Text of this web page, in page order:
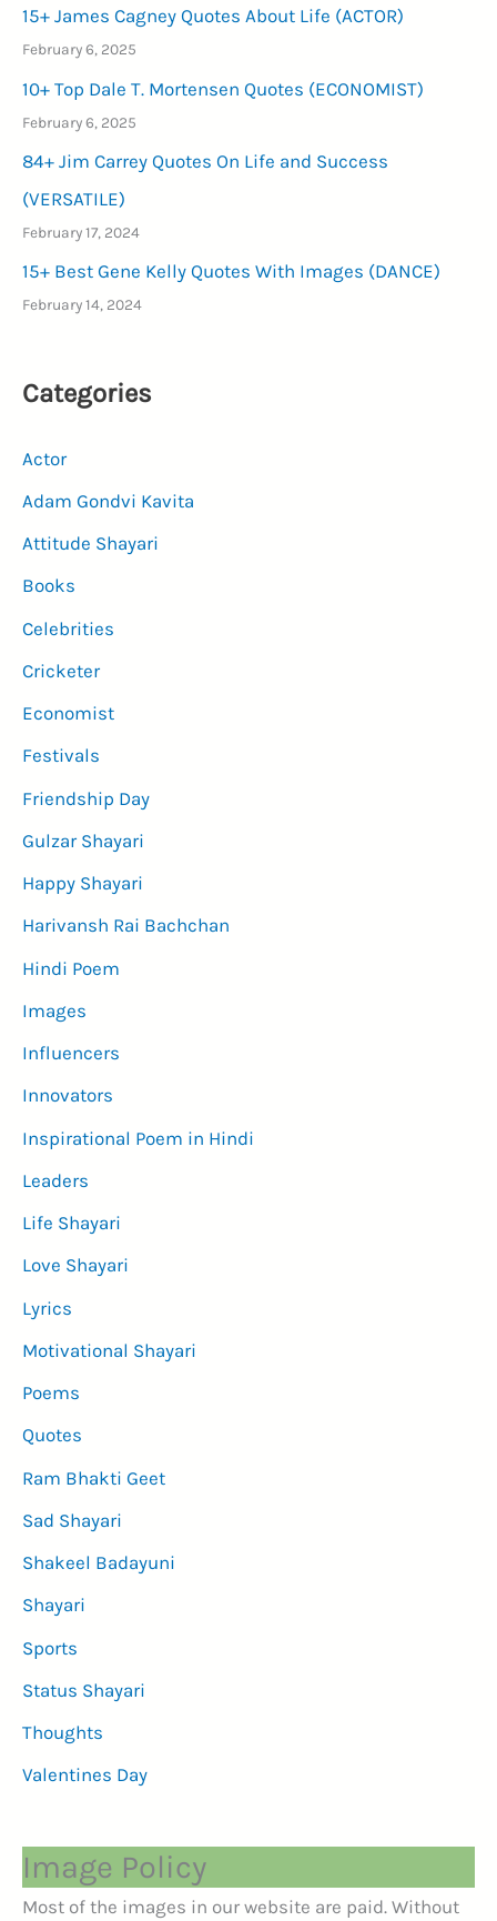
15+ James Cagney Quotes About Life (ACTOR)
February 6, 2025
10+ Top Dale T. Mortensen Quotes (ECONOMIST)
February 6, 2025
84+ Jim Carrey Quotes On Life and Success
(VERSATILE)
February 17, 2024
15+ Best Gene Kelly Quotes With Images (DANCE)
February 14, 2024
Categories
Actor
Adam Gondvi Kavita
Attitude Shayari
Books
Celebrities
Cricketer
Economist
Festivals
Friendship Day
Gulzar Shayari
Happy Shayari
Harivansh Rai Bachchan
Hindi Poem
Images
Influencers
Innovators
Inspirational Poem in Hindi
Leaders
Life Shayari
Love Shayari
Lyrics
Motivational Shayari
Poems
Quotes
Ram Bhakti Geet
Sad Shayari
Shakeel Badayuni
Shayari
Sports
Status Shayari
Thoughts
Valentines Day
Image Policy
Most of the images in our website are paid. Without